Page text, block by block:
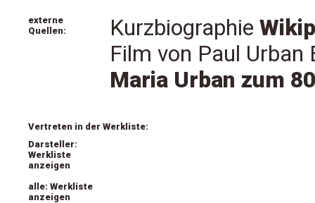
externe
Quellen:
Kurzbiographie
Film von Paul Urban
Maria Urban zum
Vertreten in der Werkliste:
Darsteller:
Werkliste
anzeigen
alle: Werkliste
anzeigen